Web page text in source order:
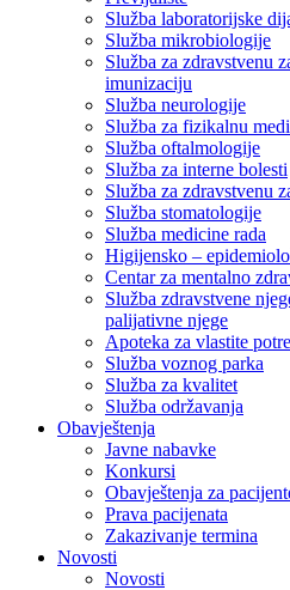
Služba laboratorijske
Služba mikrobiologije
Služba za zdravstvenu
imunizaciju
Služba neurologije
Služba za fizikalnu
Služba oftalmologije
Služba za interne bolesti
Služba za zdravstvenu
Služba stomatologije
Služba medicine rada
Higijensko –
Centar za mentalno
Služba zdravstvene
palijativne njege
Apoteka za vlastite
Služba voznog parka
Služba za kvalitet
Služba održavanja
Obavještenja
Javne nabavke
Konkursi
Obavještenja za
Prava pacijenata
Zakazivanje termina
Novosti
Novosti